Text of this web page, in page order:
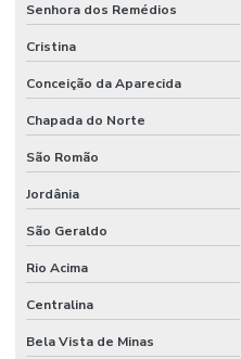
Senhora dos Remédios
Cristina
Conceição da Aparecida
Chapada do Norte
São Romão
Jordânia
São Geraldo
Rio Acima
Centralina
Bela Vista de Minas